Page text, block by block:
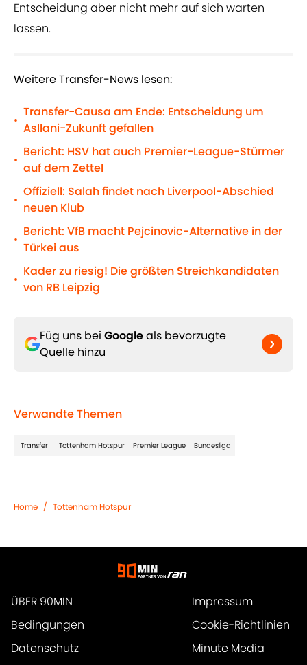
Entscheidung aber nicht mehr auf sich warten
lassen.
Weitere Transfer-News lesen:
•
Transfer-Causa am Ende: Entscheidung um
Asllani-Zukunft gefallen
•
Bericht: HSV hat auch Premier-League-Stürmer
auf dem Zettel
•
Offiziell: Salah findet nach Liverpool-Abschied
neuen Klub
•
Bericht: VfB macht Pejcinovic-Alternative in der
Türkei aus
•
Kader zu riesig! Die größten Streichkandidaten
von RB Leipzig
Füg uns bei Googleals bevorzugte
Quelle hinzu
Verwandte Themen
Transfer Tottenham Hotspur Premier League Bundesliga
Home / Tottenham Hotspur
ÜBER 90MIN
Impressum
Bedingungen
Cookie-Richtlinien
Datenschutz
Minute Media